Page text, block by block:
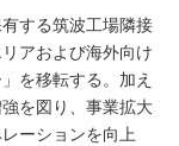
する筑波工場隣接
アおよび海外向け
を移転する。加え
を図り、事業拡大
ーションを向上